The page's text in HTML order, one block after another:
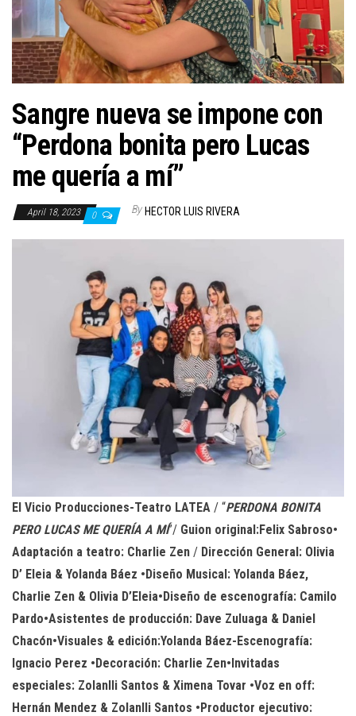
Sangre nueva se impone con
“Perdona bonita pero Lucas
me quería a mí”
April 18, 2023 0 By HECTOR LUIS RIVERA
El Vicio Producciones-Teatro LATEA / “PERDONA BONITA
PERO LUCAS ME QUERÍA A MÍ”/ Guion original:Felix Sabroso•
Adaptación a teatro: Charlie Zen / Dirección General: Olivia
D’ Eleia & Yolanda Báez •Diseño Musical: Yolanda Báez,
Charlie Zen & Olivia D’Eleia•Diseño de escenografía: Camilo
Pardo•Asistentes de producción: Dave Zuluaga & Daniel
Chacón•Visuales & edición:Yolanda Báez-Escenografía:
Ignacio Perez •Decoración: Charlie Zen•Invitadas
especiales: Zolanlli Santos & Ximena Tovar •Voz en off:
Hernán Mendez & Zolanlli Santos •Productor ejecutivo: